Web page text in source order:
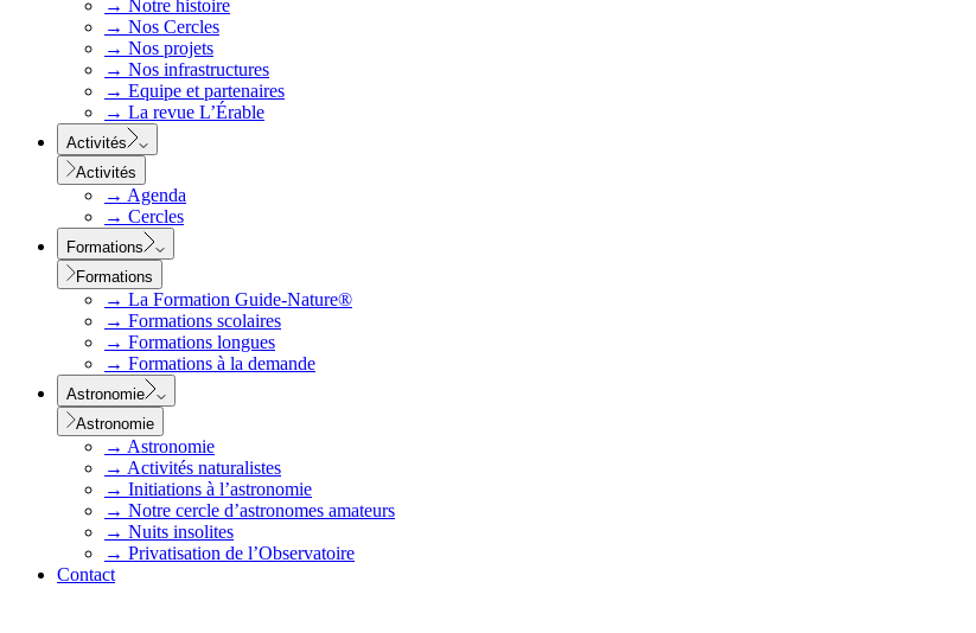
→ Notre histoire
→ Nos Cercles
→ Nos projets
→ Nos infrastructures
→ Equipe et partenaires
→ La revue L’Érable
Activités
Activités
→ Agenda
→ Cercles
Formations
Formations
→ La Formation Guide-Nature®
→ Formations scolaires
→ Formations longues
→ Formations à la demande
Astronomie
Astronomie
→ Astronomie
→ Activités naturalistes
→ Initiations à l’astronomie
→ Notre cercle d’astronomes amateurs
→ Nuits insolites
→ Privatisation de l’Observatoire
Contact